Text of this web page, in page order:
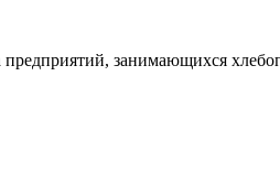
предприятий, занимающихся